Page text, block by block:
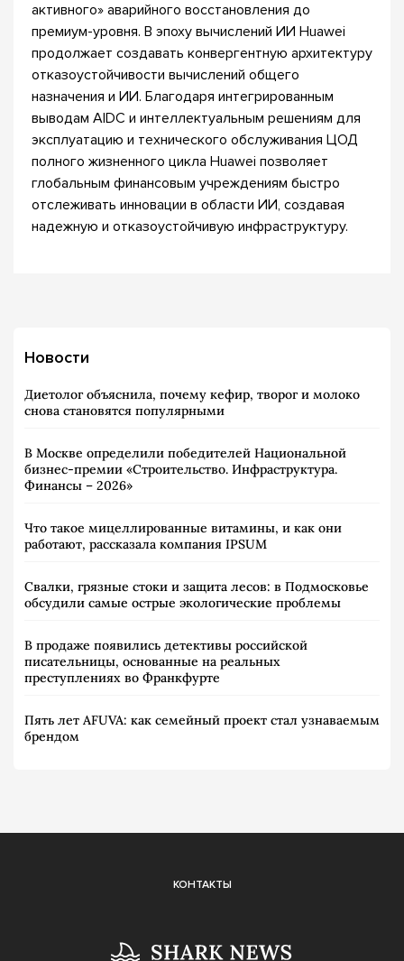
активного» аварийного восстановления до
премиум-уровня. В эпоху вычислений ИИ Huawei
продолжает создавать конвергентную архитектуру
отказоустойчивости вычислений общего
назначения и ИИ. Благодаря интегрированным
выводам AIDC и интеллектуальным решениям для
эксплуатацию и технического обслуживания ЦОД
полного жизненного цикла Huawei позволяет
глобальным финансовым учреждениям быстро
отслеживать инновации в области ИИ, создавая
надежную и отказоустойчивую инфраструктуру.
Новости
Диетолог объяснила, почему кефир, творог и молоко
снова становятся популярными
В Москве определили победителей Национальной
бизнес-премии «Строительство. Инфраструктура.
Финансы – 2026»
Что такое мицеллированные витамины, и как они
работают, рассказала компания IPSUM
Свалки, грязные стоки и защита лесов: в Подмосковье
обсудили самые острые экологические проблемы
В продаже появились детективы российской
писательницы, основанные на реальных
преступлениях во Франкфурте
Пять лет AFUVA: как семейный проект стал узнаваемым
брендом
КОНТАКТЫ